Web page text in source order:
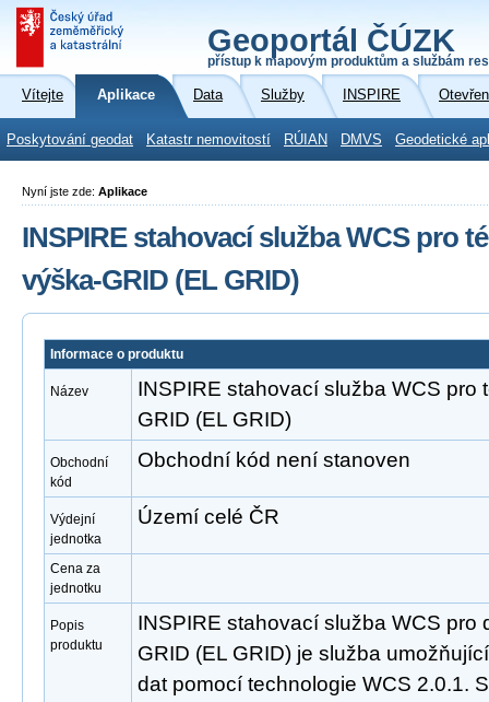
Geoportál ČÚZK
přístup k mapovým produktům a službám
Vítejte Aplikace Data Služby INSPIRE
Poskytování geodat Katastr nemovitostí RÚIAN DMVS Geodetické
Nyní jste zde: Aplikace
INSPIRE stahovací služba WCS pro
výška-GRID (EL GRID)
Informace o produktu
Název
INSPIRE stahovací služba WCS pro
GRID (EL GRID)
Obchodní
kód
Obchodní kód není stanoven
Výdejní
jednotka
Území celé ČR
Cena za
jednotku
Popis
produktu
INSPIRE stahovací služba WCS pro
GRID (EL GRID) je služba
dat pomocí technologie WCS 2.0.1.